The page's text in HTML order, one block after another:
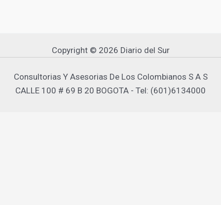
Copyright © 2026 Diario del Sur
Consultorias Y Asesorias De Los Colombianos S A S
CALLE 100 # 69 B 20 BOGOTA - Tel: (601)6134000